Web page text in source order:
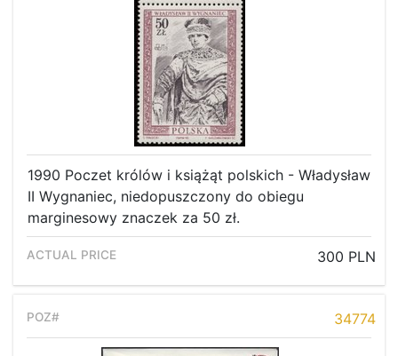
1990 Poczet królów i książąt polskich - Władysław
II Wygnaniec, niedopuszczony do obiegu
marginesowy znaczek za 50 zł.
300 PLN
34774